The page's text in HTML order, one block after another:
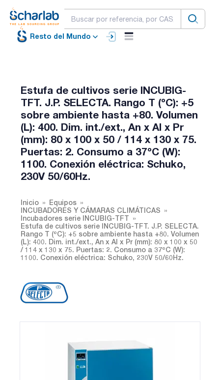
Resto del Mundo
Estufa de cultivos serie INCUBIG-
TFT. J.P. SELECTA. Rango T (ºC): +5
sobre ambiente hasta +80. Volumen
(L): 400. Dim. int./ext., An x Al x Pr
(mm): 80 x 100 x 50 / 114 x 130 x 75.
Puertas: 2. Consumo a 37ºC (W):
1100. Conexión eléctrica: Schuko,
230V 50/60Hz.
Inicio
Equipos
INCUBADORES Y CÁMARAS CLIMÁTICAS
Incubadores serie INCUBIG-TFT
Estufa de cultivos serie INCUBIG-TFT. J.P. SELECTA.
Rango T (ºC): +5 sobre ambiente hasta +80. Volumen
(L): 400. Dim. int./ext., An x Al x Pr (mm): 80 x 100 x 50
/ 114 x 130 x 75. Puertas: 2. Consumo a 37ºC (W):
1100. Conexión eléctrica: Schuko, 230V 50/60Hz.